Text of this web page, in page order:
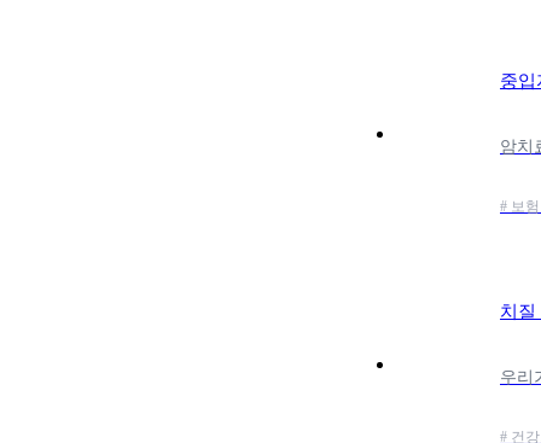
중입
# 보
치질
# 건